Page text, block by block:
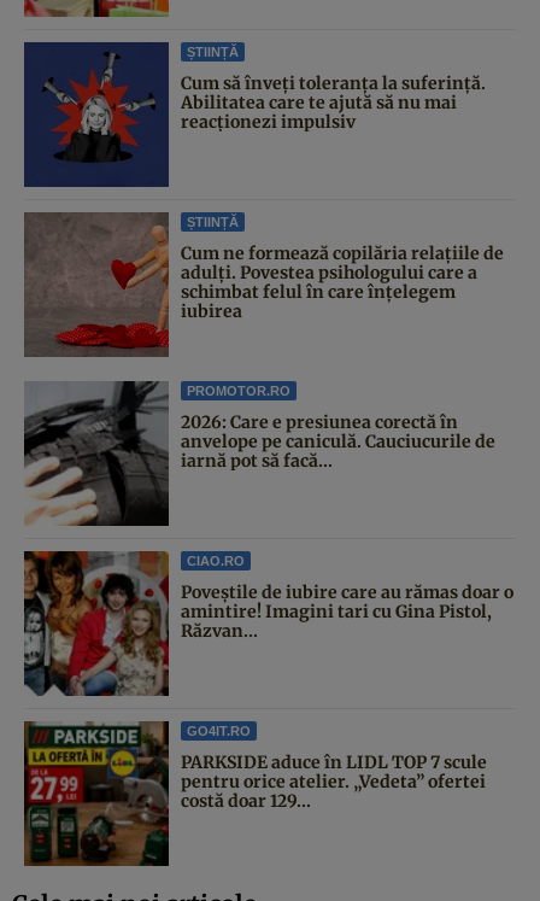
ȘTIINȚĂ
Cum să înveți toleranța la suferință.
Abilitatea care te ajută să nu mai
reacționezi impulsiv
ȘTIINȚĂ
Cum ne formează copilăria relațiile de
adulți. Povestea psihologului care a
schimbat felul în care înțelegem
iubirea
PROMOTOR.RO
2026: Care e presiunea corectă în
anvelope pe caniculă. Cauciucurile de
iarnă pot să facă...
CIAO.RO
Poveştile de iubire care au rămas doar o
amintire! Imagini tari cu Gina Pistol,
Răzvan...
GO4IT.RO
PARKSIDE aduce în LIDL TOP 7 scule
pentru orice atelier. „Vedeta” ofertei
costă doar 129...